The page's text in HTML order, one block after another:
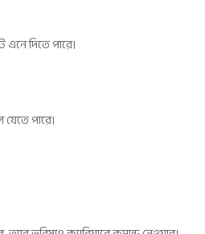
দিতে পারে।
পারে।